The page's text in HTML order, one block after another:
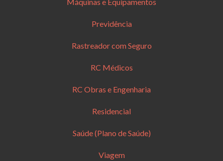
Previdência
Rastreador com Seguro
RC Médicos
RC Obras e Engenharia
Residencial
Saúde (Plano de Saúde)
Viagem